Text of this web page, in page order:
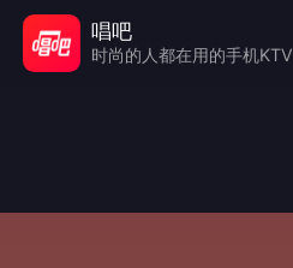
唱吧
时尚的人都在用的手机KTV